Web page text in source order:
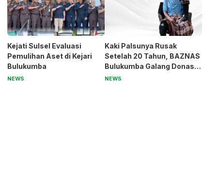
Kejati Sulsel Evaluasi
Pemulihan Aset di Kejari
Bulukumba
NEWS
Kaki Palsunya Rusak
Setelah 20 Tahun, BAZNAS
Bulukumba Galang Donasi
untuk Pak Pardi
NEWS